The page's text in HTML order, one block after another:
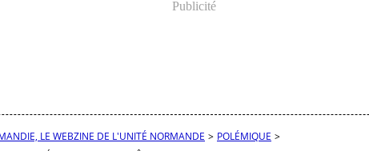
Publicité
LE WEBZINE DE L'UNITÉ NORMANDE > POLÉMIQUE >